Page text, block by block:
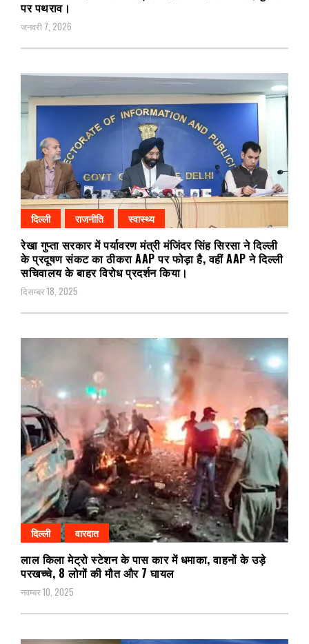
पर पथराव।
जनवरी 7, 2026
दिल्ली राजनीति स्वास्थ्य
रेखा गुप्ता सरकार में पर्यावरण मंत्री मंजिंदर सिंह सिरसा ने दिल्ली
के प्रदूषण संकट का ठीकरा AAP पर फोड़ा है, वहीं AAP ने दिल्ली
सचिवालय के बाहर विरोध प्रदर्शन किया।
दिसम्बर 18, 2025
दिल्ली वारदात
लाल किला मेट्रो स्टेशन के पास कार में धमाका, वाहनों के उड़े
परखच्चे, 8 लोगों की मौत और 7 घायल
नवम्बर 10, 2025